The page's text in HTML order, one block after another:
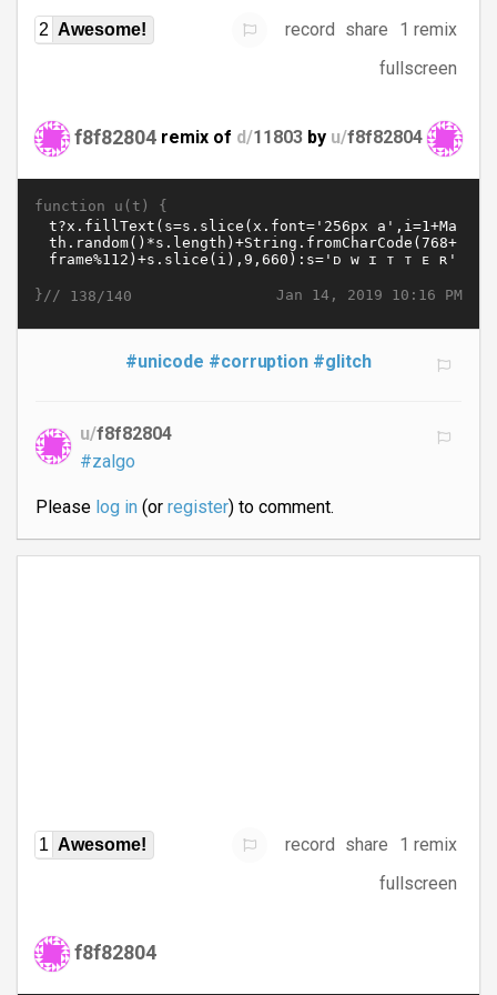
2 Awesome! record share
1 remix
fullscreen
f8f82804 remix of d/11803 by u/f8f82804
function u(t) {
Jan 14, 2019 10:16 PM
}// 138/140
#unicode #corruption #glitch
u/f8f82804
#zalgo
Please log in(or register) to comment.
1 Awesome! record share
1 remix
fullscreen
f8f82804